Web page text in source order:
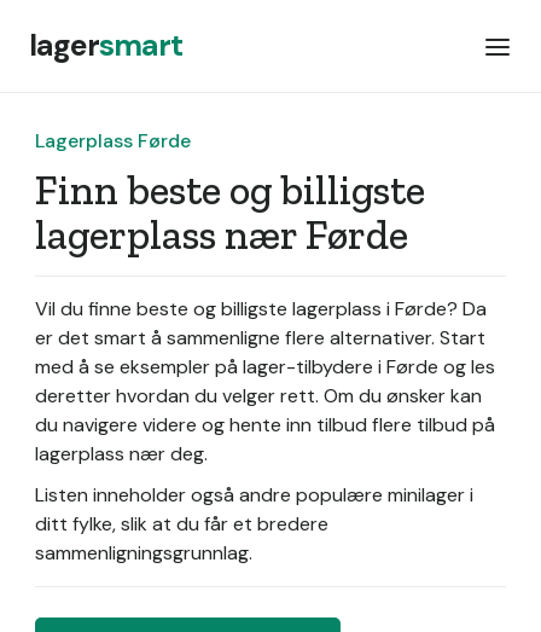
lagersmart
Lagerplass Førde
Finn beste og billigste
lagerplass nær Førde
Vil du finne beste og billigste lagerplass i Førde? Da
er det smart å sammenligne flere alternativer. Start
med å se eksempler på lager-tilbydere i Førde og les
deretter hvordan du velger rett. Om du ønsker kan
du navigere videre og hente inn tilbud flere tilbud på
lagerplass nær deg.
Listen inneholder også andre populære minilager i
ditt fylke, slik at du får et bredere
sammenligningsgrunnlag.